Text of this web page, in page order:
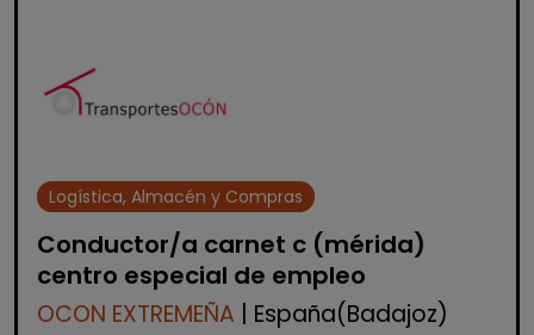
Logística, Almacén y Compras
Conductor/a carnet c (mérida)
centro especial de empleo
OCON EXTREMEÑA | España(Badajoz)